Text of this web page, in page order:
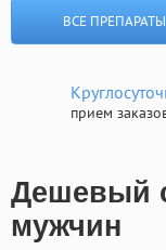
ВСЕ ПРЕПАРАТЫ
прием
Дешевый
мужчин